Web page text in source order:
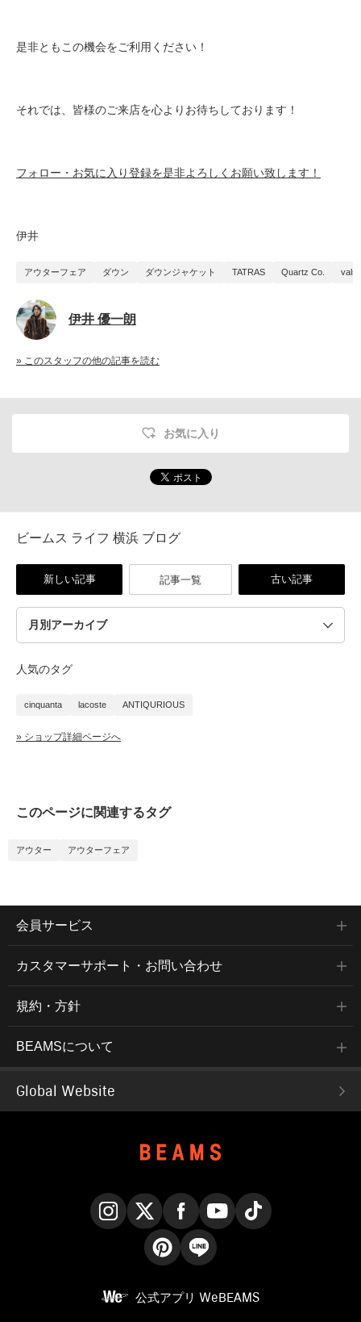
是非ともこの機会をご利用ください！
それでは、皆様のご来店を心よりお待ちしております！
フォロー・お気に入り登録を是非よろしくお願い致します！
伊井
アウターフェア ダウン ダウンジャケット TATRAS Quartz Co.
伊井 優一朗
» このスタッフの他の記事を読む
お気に入り
ビームス ライフ 横浜 ブログ
新しい記事 記事一覧 古い記事
人気のタグ
cinquanta lacoste ANTIQURIOUS
» ショップ詳細ページへ
このページに関連するタグ
アウター アウターフェア
会員サービス
カスタマーサポート・お問い合わせ
規約・方針
BEAMSについて
Global Website
公式アプリ WeBEAMS